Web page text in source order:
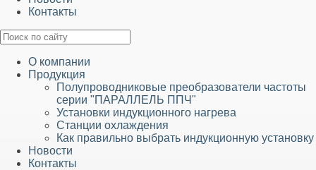
Контакты
О компании
Продукция
Полупроводниковые преобразователи частоты
серии "ПАРАЛЛЕЛЬ ППЧ"
Установки индукционного нагрева
Станции охлаждения
Как правильно выбрать индукционную установку
Новости
Контакты